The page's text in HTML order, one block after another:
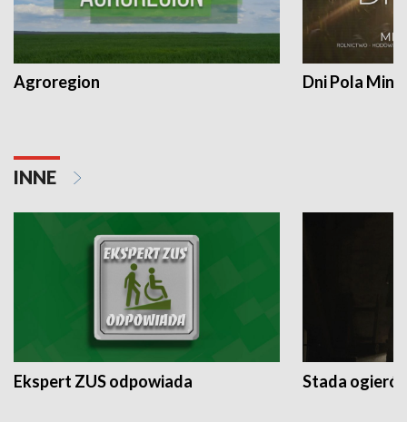
Agroregion Dni Pola
INNE
Ekspert ZUS odpowiada Stada